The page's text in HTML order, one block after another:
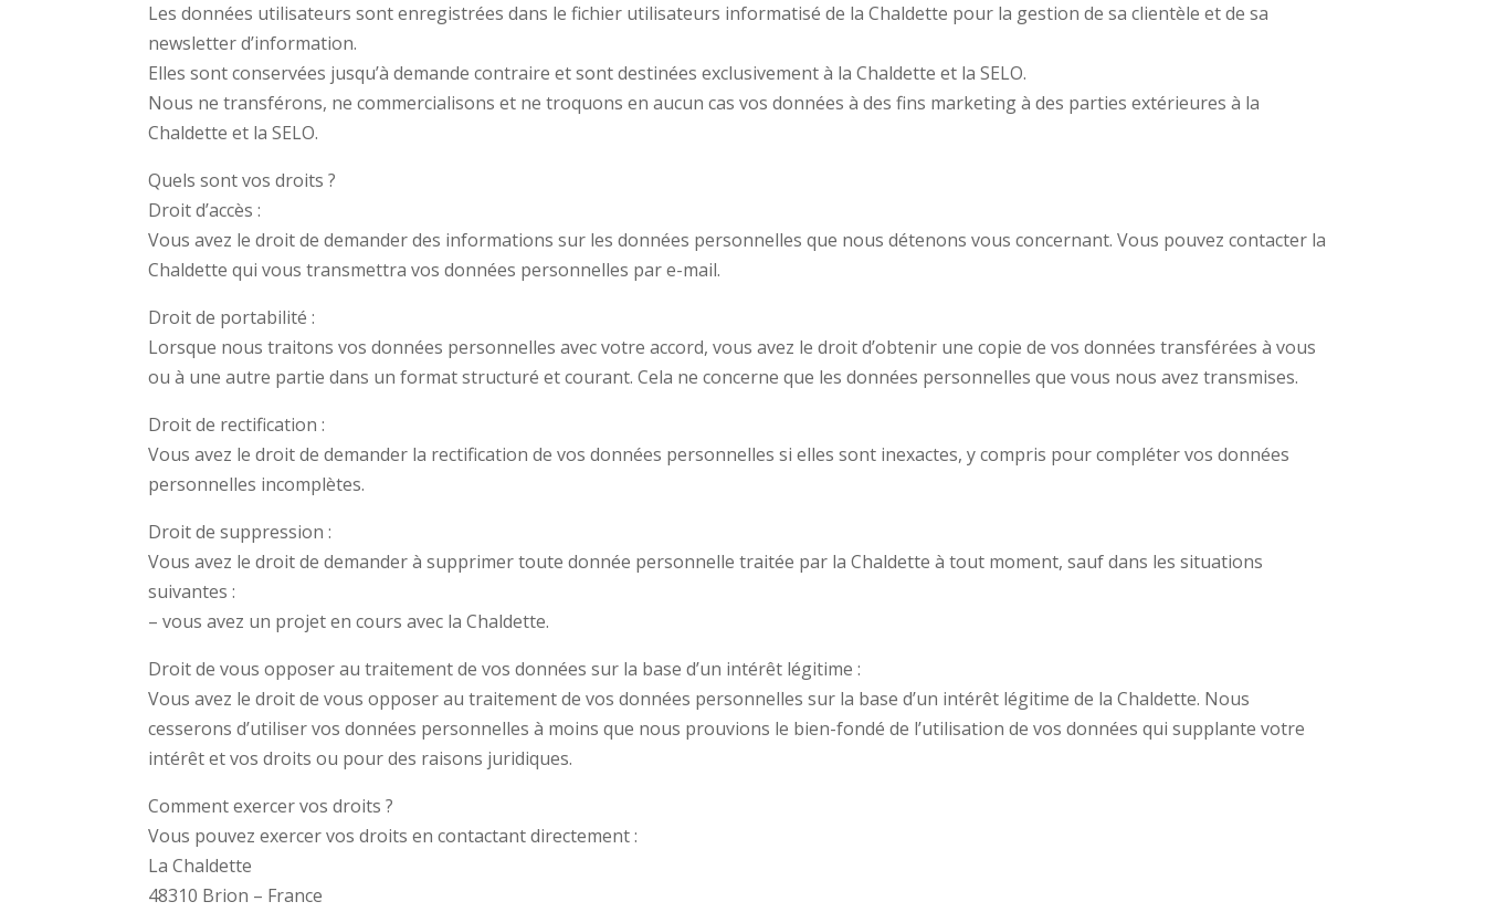
Les données utilisateurs sont enregistrées dans le fichier utilisateurs informatisé de la Chaldette pour la gestion de sa clientèle et de sa
newsletter d’information.
Elles sont conservées jusqu’à demande contraire et sont destinées exclusivement à la Chaldette et la SELO.
Nous ne transférons, ne commercialisons et ne troquons en aucun cas vos données à des fins marketing à des parties extérieures à la
Chaldette et la SELO.
Quels sont vos droits ?
Droit d’accès :
Vous avez le droit de demander des informations sur les données personnelles que nous détenons vous concernant. Vous pouvez contacter la
Chaldette qui vous transmettra vos données personnelles par e-mail.
Droit de portabilité :
Lorsque nous traitons vos données personnelles avec votre accord, vous avez le droit d’obtenir une copie de vos données transférées à vous
ou à une autre partie dans un format structuré et courant. Cela ne concerne que les données personnelles que vous nous avez transmises.
Droit de rectification :
Vous avez le droit de demander la rectification de vos données personnelles si elles sont inexactes, y compris pour compléter vos données
personnelles incomplètes.
Droit de suppression :
Vous avez le droit de demander à supprimer toute donnée personnelle traitée par la Chaldette à tout moment, sauf dans les situations
suivantes :
– vous avez un projet en cours avec la Chaldette.
Droit de vous opposer au traitement de vos données sur la base d’un intérêt légitime :
Vous avez le droit de vous opposer au traitement de vos données personnelles sur la base d’un intérêt légitime de la Chaldette. Nous
cesserons d’utiliser vos données personnelles à moins que nous prouvions le bien-fondé de l’utilisation de vos données qui supplante votre
intérêt et vos droits ou pour des raisons juridiques.
Comment exercer vos droits ?
Vous pouvez exercer vos droits en contactant directement :
La Chaldette
48310 Brion – France